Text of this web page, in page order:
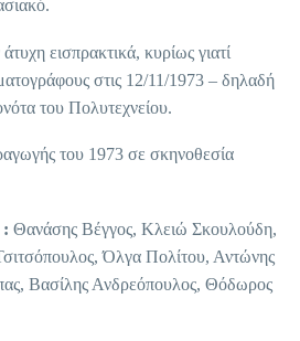
εισπρακτικά, κυρίως γιατί
στις 12/11/1973 – δηλαδή
του Πολυτεχνείου.
του 1973 σε σκηνοθεσία
Θανάσης Βέγγος, Κλειώ Σκουλούδη,
Όλγα Πολίτου, Αντώνης
Βασίλης Ανδρεόπουλος, Θόδωρος